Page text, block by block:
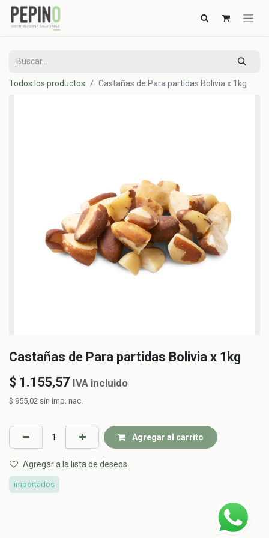
Todos los productos Castañas de Para partidas Bolivia x 1kg
Castañas de Para partidas Bolivia x 1kg
$ 1.155,57 IVA incluido
$ 955,02 sin imp. nac.
Agregar al carrito
Agregar a la lista de deseos
importados